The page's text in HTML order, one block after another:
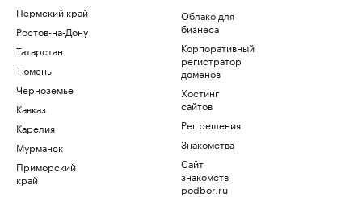
Пермский край
Ростов-на-Дону
Татарстан
Тюмень
Черноземье
Кавказ
Карелия
Мурманск
Приморский
край
Облако для
бизнеса
Корпоративный
регистратор
доменов
Хостинг
сайтов
Рег.решения
Знакомства
Сайт
знакомств
podbor.ru